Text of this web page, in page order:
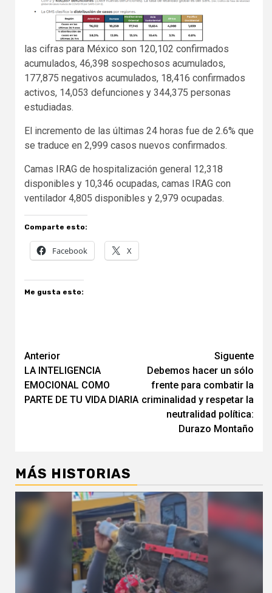
las cifras para México son 120,102 confirmados
acumulados, 46,398 sospechosos acumulados,
177,875 negativos acumulados, 18,416 confirmados
activos, 14,053 defunciones y 344,375 personas
estudiadas.
El incremento de las últimas 24 horas fue de 2.6% que
se traduce en 2,999 casos nuevos confirmados.
Camas IRAG de hospitalización general 12,318
disponibles y 10,346 ocupadas, camas IRAG con
ventilador 4,805 disponibles y 2,979 ocupadas.
Comparte esto:
Facebook X
Me gusta esto:
Navegación
de
entradas
Anterior
LA INTELIGENCIA
EMOCIONAL COMO
PARTE DE TU VIDA DIARIA
Siguente
Debemos hacer un sólo
frente para combatir la
criminalidad y respetar la
neutralidad política:
Durazo Montaño
MÁS HISTORIAS